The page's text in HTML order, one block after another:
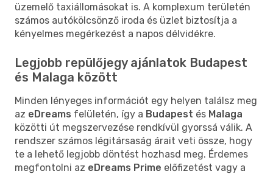
üzemelő taxiállomásokat is. A komplexum területén
számos autókölcsönző iroda és üzlet biztosítja a
kényelmes megérkezést a napos délvidékre.
Legjobb repülőjegy ajánlatok Budapest
és Malaga között
Minden lényeges információt egy helyen találsz meg
az eDreams felületén, így a Budapest és Malaga
közötti út megszervezése rendkívül gyorssá válik. A
rendszer számos légitársaság árait veti össze, hogy
te a lehető legjobb döntést hozhasd meg. Érdemes
megfontolni az eDreams Prime előfizetést vagy a